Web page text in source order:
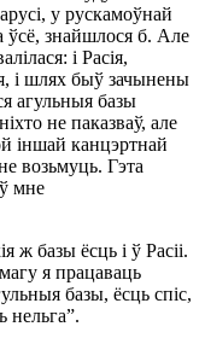
у рускамоўнай
ўсё, знайшлося б. Але
і Расія,
і шлях быў зачынены
агульныя базы
не паказваў, але
іншай канцэртнай
возьмуць. Гэта
мне
ж базы ёсць і ў Расіі.
я працаваць
базы, ёсць спіс,
нельга”.